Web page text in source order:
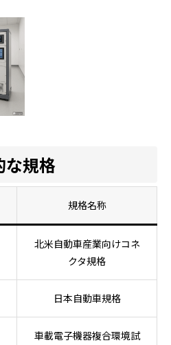
な規格
規格名称
北米自動車産業向けコネ
クタ規格
日本自動車規格
車載電子機器複合環境試